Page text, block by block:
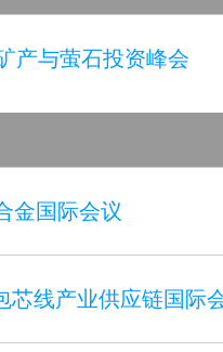
产与萤石投资峰会
金国际会议
芯线产业供应链国际